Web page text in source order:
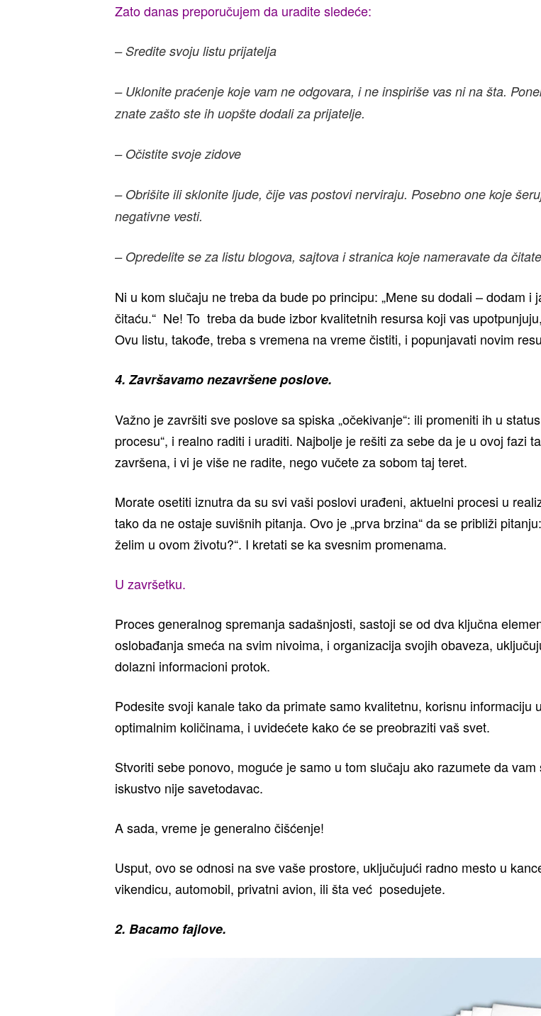
Zato danas preporučujem da uradite sledeće:
– Sredite svoju listu prijatelja
– Uklonite praćenje koje vam ne odgovara, i ne inspiriše vas ni na šta.
znate zašto ste ih uopšte dodali za prijatelje.
– Očistite svoje zidove
– Obrišite ili sklonite ljude, čije vas postovi nerviraju. Posebno one koje
negativne vesti.
– Opredelite se za listu blogova, sajtova i stranica koje nameravate da
Ni u kom slučaju ne treba da bude po principu: „Mene su dodali – dodam i
čitaću.“ Ne! To treba da bude izbor kvalitetnih resursa koji vas
Ovu listu, takođe, treba s vremena na vreme čistiti, i popunjavati novim
4. Završavamo nezavršene poslove.
Važno je završiti sve poslove sa spiska „očekivanje“: ili promeniti ih u status
procesu“, i realno raditi i uraditi. Najbolje je rešiti za sebe da je u ovoj fazi
završena, i vi je više ne radite, nego vučete za sobom taj teret.
Morate osetiti iznutra da su svi vaši poslovi urađeni, aktuelni procesi u
tako da ne ostaje suvišnih pitanja. Ovo je „prva brzina“ da se približi
želim u ovom životu?“. I kretati se ka svesnim promenama.
U završetku.
Proces generalnog spremanja sadašnjosti, sastoji se od dva ključna
oslobađanja smeća na svim nivoima, i organizacija svojih obaveza,
dolazni informacioni protok.
Podesite svoji kanale tako da primate samo kvalitetnu, korisnu informaciju u
optimalnim količinama, i uvidećete kako će se preobraziti vaš svet.
Stvoriti sebe ponovo, moguće je samo u tom slučaju ako razumete da vam
iskustvo nije savetodavac.
A sada, vreme je generalno čišćenje!
Usput, ovo se odnosi na sve vaše prostore, uključujući radno mesto u
vikendicu, automobil, privatni avion, ili šta već posedujete.
2. Bacamo fajlove.